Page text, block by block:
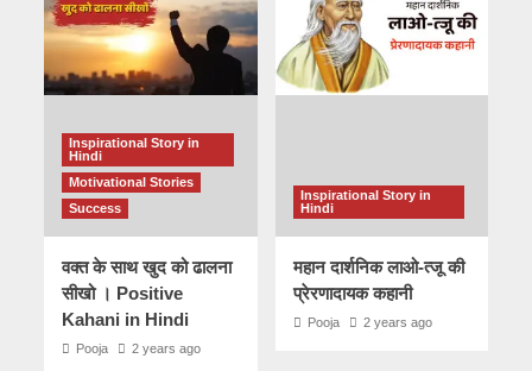
Inspirational Story in
Hindi
Motivational Stories
Success
वक्त के साथ खुद को ढालना
सीखो । Positive
Kahani in Hindi
Pooja 2 years ago
Inspirational Story in
Hindi
महान दार्शनिक लाओ-त्जू की
प्रेरणादायक कहानी
Pooja 2 years ago